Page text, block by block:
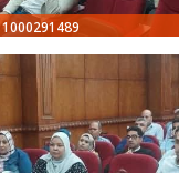
1000291489